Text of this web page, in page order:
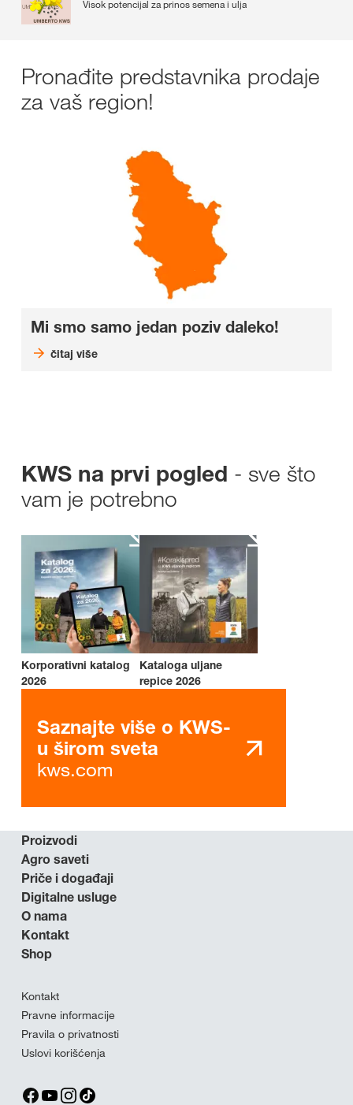
Visok potencijal za prinos semena i ulja
Pronađite predstavnika prodaje
za vaš region!
Mi smo samo jedan poziv daleko!
čitaj više
KWS na prvi pogled - sve što
vam je potrebno
Korporativni katalog
2026
Kataloga uljane
repice 2026
Saznajte više o KWS-
u širom sveta
kws.com
Proizvodi
Agro saveti
Priče i događaji
Digitalne usluge
O nama
Kontakt
Shop
Kontakt
Pravne informacije
Pravila o privatnosti
Uslovi korišćenja